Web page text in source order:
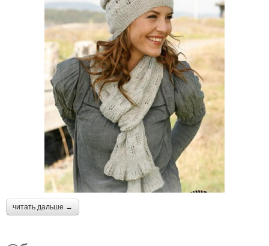
Тёплая шапка
Шапка с оригинальным
узором
Шапки из альпаки
Узоры для детских
шапок
Шапки для мужчин
Узоры для женских
шапок
читать дальше →